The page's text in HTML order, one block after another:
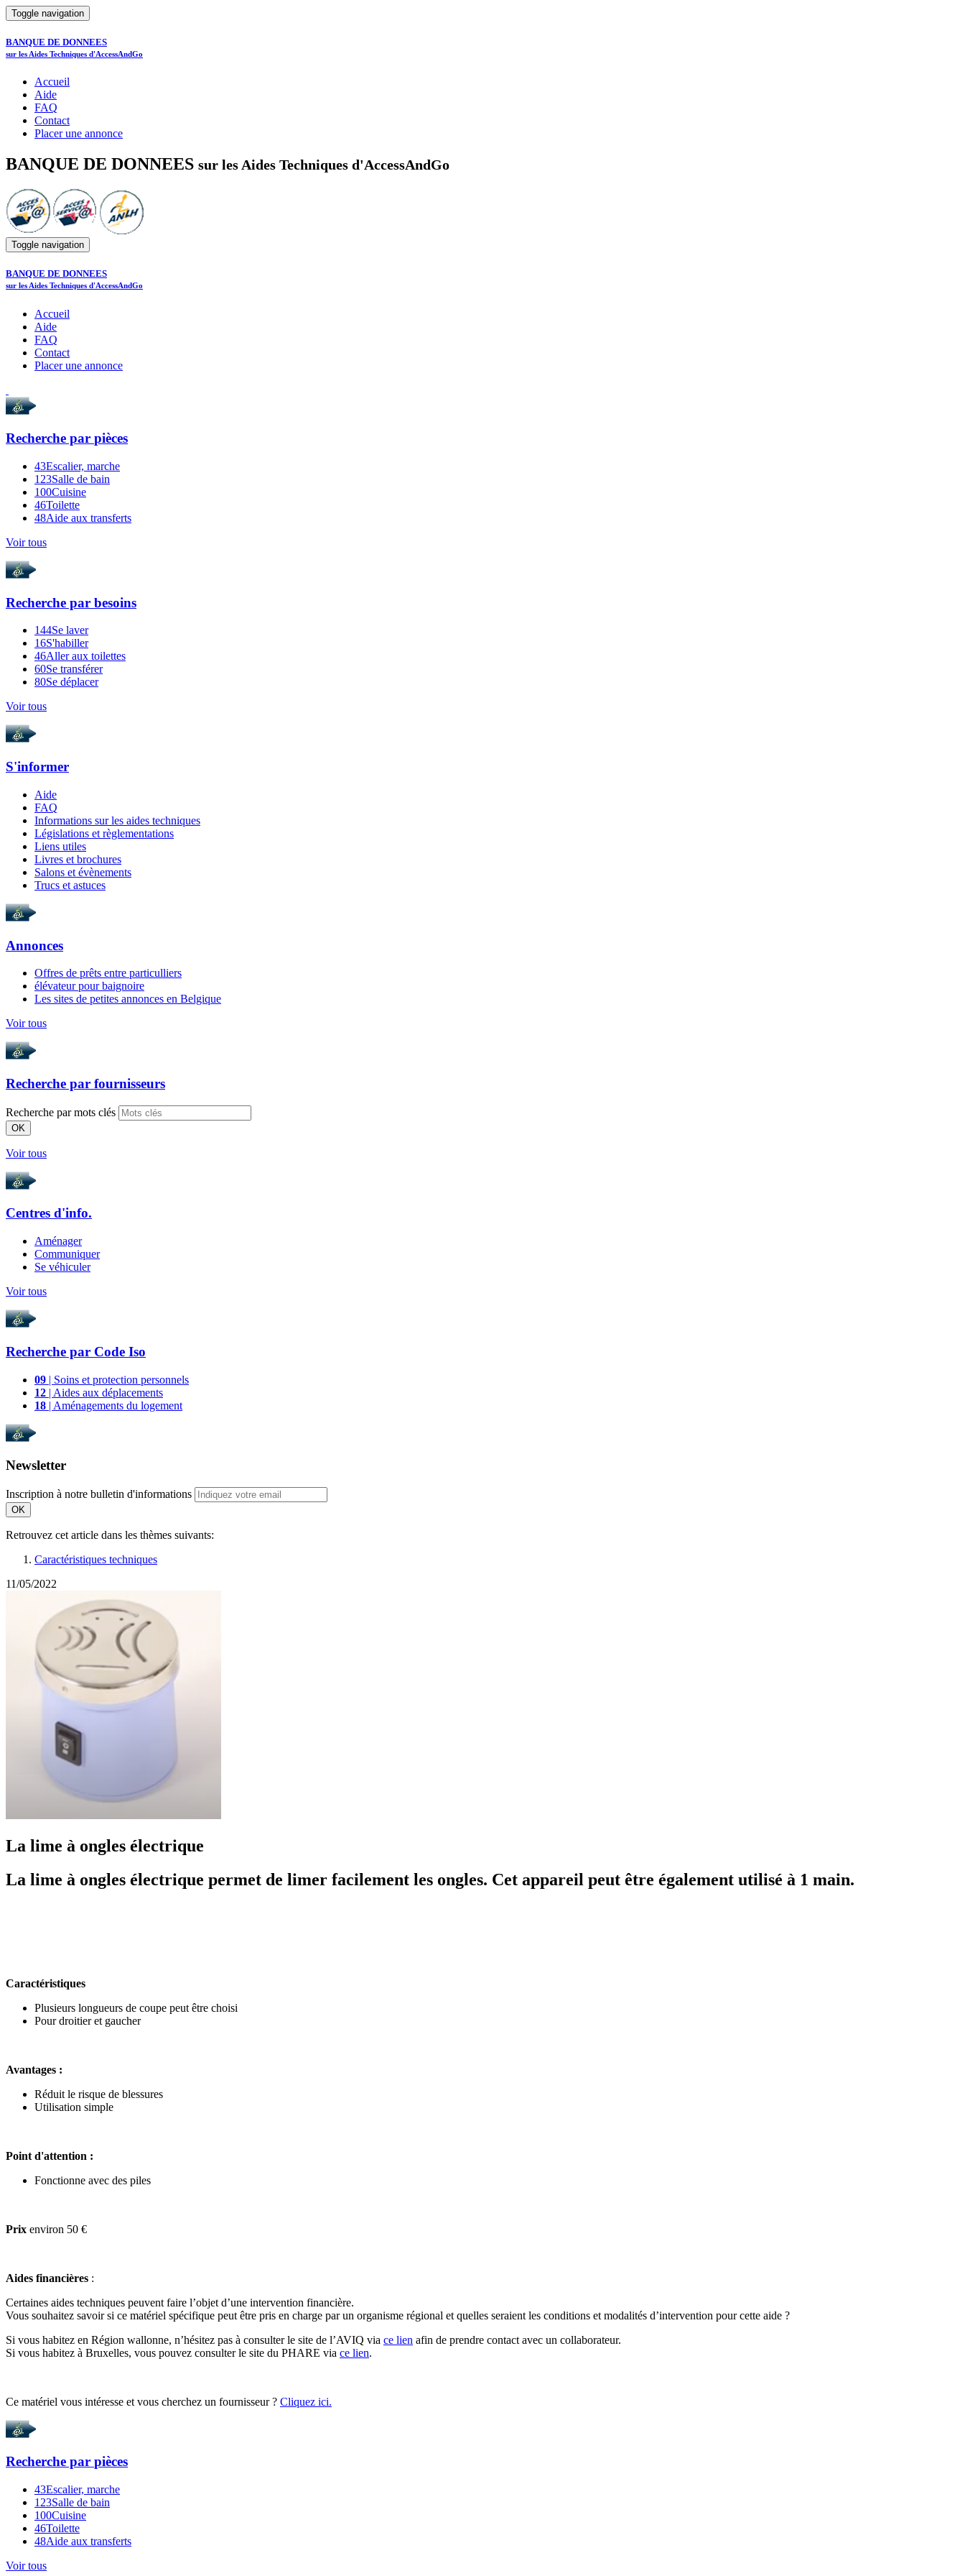
Toggle navigation
BANQUE DE DONNEES
sur les Aides Techniques d'AccessAndGo
Accueil
Aide
FAQ
Contact
Placer une annonce
BANQUE DE DONNEES sur les Aides Techniques d'AccessAndGo
Toggle navigation
BANQUE DE DONNEES
sur les Aides Techniques d'AccessAndGo
Accueil
Aide
FAQ
Contact
Placer une annonce
Recherche par pièces
43Escalier, marche
123Salle de bain
100Cuisine
46Toilette
48Aide aux transferts
Voir tous
Recherche par besoins
144Se laver
16S'habiller
46Aller aux toilettes
60Se transférer
80Se déplacer
Voir tous
S'informer
Aide
FAQ
Informations sur les aides techniques
Législations et règlementations
Liens utiles
Livres et brochures
Salons et évènements
Trucs et astuces
Annonces
Offres de prêts entre particulliers
élévateur pour baignoire
Les sites de petites annonces en Belgique
Voir tous
Recherche par fournisseurs
Recherche par mots clés
OK
Voir tous
Centres d'info.
Aménager
Communiquer
Se véhiculer
Voir tous
Recherche par Code Iso
09 | Soins et protection personnels
12 | Aides aux déplacements
18 | Aménagements du logement
Newsletter
Inscription à notre bulletin d'informations
OK
Retrouvez cet article dans les thèmes suivants:
Caractéristiques techniques
11/05/2022
La lime à ongles électrique
La lime à ongles électrique permet de limer facilement les ongles. Cet appareil peut être également utilisé à 1 main.
Caractéristiques
Plusieurs longueurs de coupe peut être choisi
Pour droitier et gaucher
Avantages :
Réduit le risque de blessures
Utilisation simple
Point d'attention :
Fonctionne avec des piles
Prix environ 50 €
Aides financières :
Certaines aides techniques peuvent faire l’objet d’une intervention financière.
Vous souhaitez savoir si ce matériel spécifique peut être pris en charge par un organisme régional et quelles seraient les conditions et modalités d’intervention pour cette aide ?
Si vous habitez en Région wallonne, n’hésitez pas à consulter le site de l’AVIQ via ce lien afin de prendre contact avec un collaborateur.
Si vous habitez à Bruxelles, vous pouvez consulter le site du PHARE via ce lien.
Ce matériel vous intéresse et vous cherchez un fournisseur ? Cliquez ici.
Recherche par pièces
43Escalier, marche
123Salle de bain
100Cuisine
46Toilette
48Aide aux transferts
Voir tous